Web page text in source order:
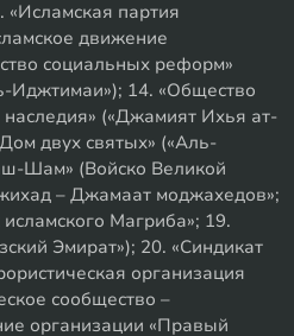
партия
движение
социальных реформ»
Иджтимаи»); 14. «Общество
(«Джамият Ихья ат-
двух святых» («Аль-
Шам» (Войско Великой
– Джамаат моджахедов»;
Магриба»; 19.
Эмират»); 20. «Синдикат
организация
сообщество –
организации «Правый